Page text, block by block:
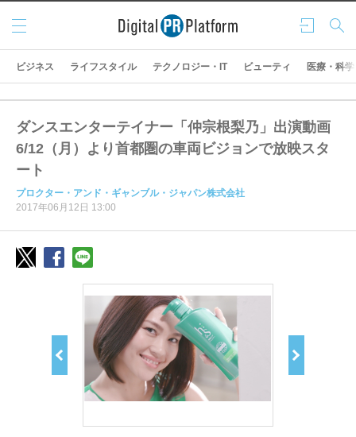
ログ
イン
検索
メニ
ュー
ビジネス ライフスタイル テクノロジー・IT ビューティ 医療・科学
ダンスエンターテイナー「仲宗根梨乃」出演動画
6/12（月）より首都圏の車両ビジョンで放映スタ
ート
プロクター・アンド・ギャンブル・ジャパン株式会社
2017年06月12日 13:00